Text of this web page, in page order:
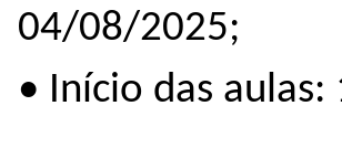
04/08/2025;
• Início das